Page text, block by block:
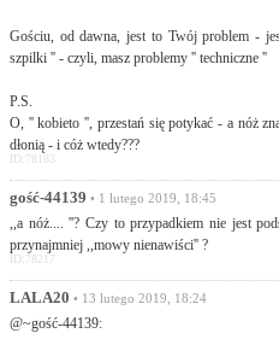
Gościu, od dawna, jest to Twój problem -
szpilki '' - czyli, masz problemy '' techniczne ''
P.S.
O, '' kobieto '', przestań się potykać - a nóż
dłonią - i cóż wtedy???
ID:78183
gość-44139 • 1 lutego 2019, 18:45
,,a nóż.... ''? Czy to przypadkiem nie jest
przynajmniej ,,mowy nienawiści'' ?
ID:78217
LALA20 • 13 lutego 2019, 18:24
@~gość-44139: